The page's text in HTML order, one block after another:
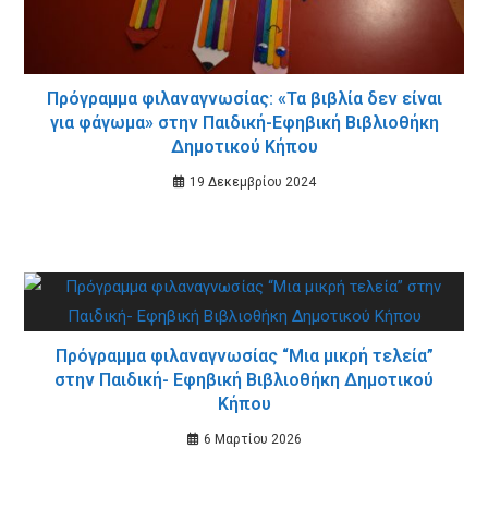
Πρόγραμμα φιλαναγνωσίας: «Τα βιβλία δεν είναι
για φάγωμα» στην Παιδική-Εφηβική Βιβλιοθήκη
Δημοτικού Κήπου
19 Δεκεμβρίου 2024
Πρόγραμμα φιλαναγνωσίας “Μια μικρή τελεία”
στην Παιδική- Εφηβική Βιβλιοθήκη Δημοτικού
Κήπου
6 Μαρτίου 2026